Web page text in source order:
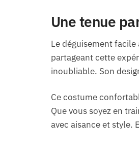
Une tenue
Le déguisement
partageant cette
inoubliable. Son
Ce costume
Que vous soyez en
avec aisance et style.